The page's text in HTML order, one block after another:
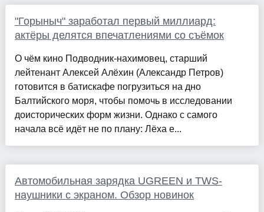
"Горыныч" заработал первый миллиард:
актёры делятся впечатлениями со съёмок
О чём кино Подводник-нахимовец, старший
лейтенант Алексей Алёхин (Александр Петров)
готовится в батискафе погрузиться на дно
Балтийского моря, чтобы помочь в исследовании
доисторических форм жизни. Однако с самого
начала всё идёт не по плану: Лёха е...
Автомобильная зарядка UGREEN и TWS-
наушники с экраном. Обзор новинок